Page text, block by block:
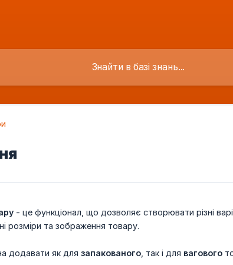
- це функціонал, що дозволяє створювати різні
розміри та зображення товару.
додавати як для запакованого , так і для вагового